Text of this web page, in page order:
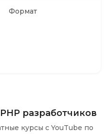
Формат
разработчиков
курсы с YouTube по